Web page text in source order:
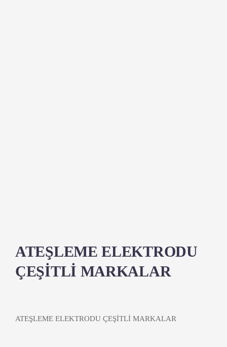
ATEŞLEME ELEKTRODU
ÇEŞİTLİ MARKALAR
ATEŞLEME ELEKTRODU ÇEŞİTLİ MARKALAR